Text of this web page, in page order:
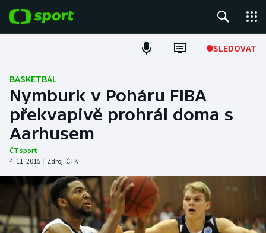
SLEDOVAT
Fotbal
Hokej
Tenis
Atletika
Cyklistika
DALŠÍ SPORTY
BASKETBAL
Nymburk v Poháru FIBA
překvapivě prohrál doma s
Aarhusem
ČT sport
4. 11. 2015 | Zdroj: ČTK